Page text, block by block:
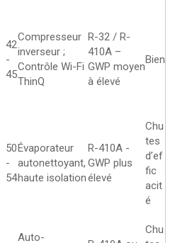
42
-
45
Compresseur
inverseur ;
Contrôle Wi-Fi
ThinQ
R-32 / R-
410A –
GWP moyen
à élevé
Bien
50
-
54
Évaporateur
autonettoyant,
haute isolation
R-410A -
GWP plus
élevé
Chu
tes
d’ef
fic
acit
é
Auto-
Chu